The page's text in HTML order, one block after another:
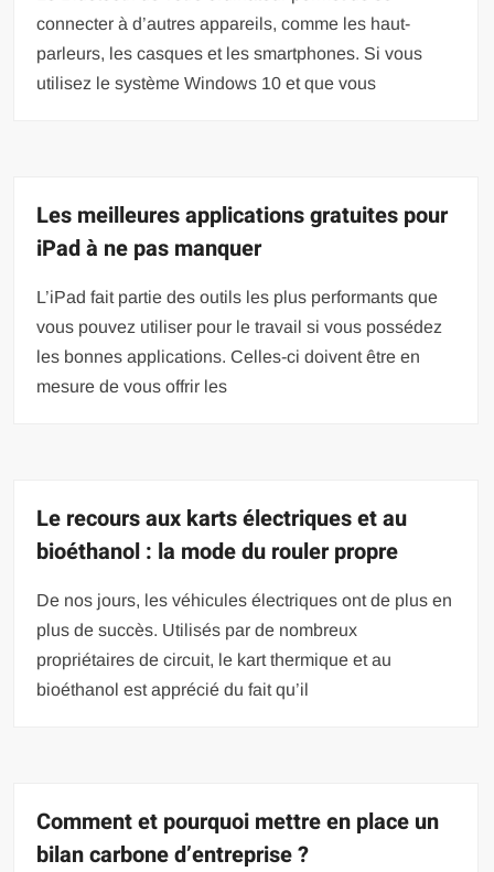
connecter à d’autres appareils, comme les haut-
parleurs, les casques et les smartphones. Si vous
utilisez le système Windows 10 et que vous
Les meilleures applications gratuites pour
iPad à ne pas manquer
L’iPad fait partie des outils les plus performants que
vous pouvez utiliser pour le travail si vous possédez
les bonnes applications. Celles-ci doivent être en
mesure de vous offrir les
Le recours aux karts électriques et au
bioéthanol : la mode du rouler propre
De nos jours, les véhicules électriques ont de plus en
plus de succès. Utilisés par de nombreux
propriétaires de circuit, le kart thermique et au
bioéthanol est apprécié du fait qu’il
Comment et pourquoi mettre en place un
bilan carbone d’entreprise ?